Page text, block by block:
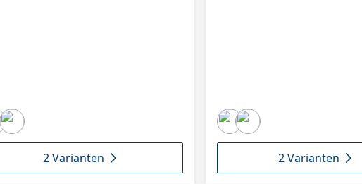
2 Varianten 2 Varianten